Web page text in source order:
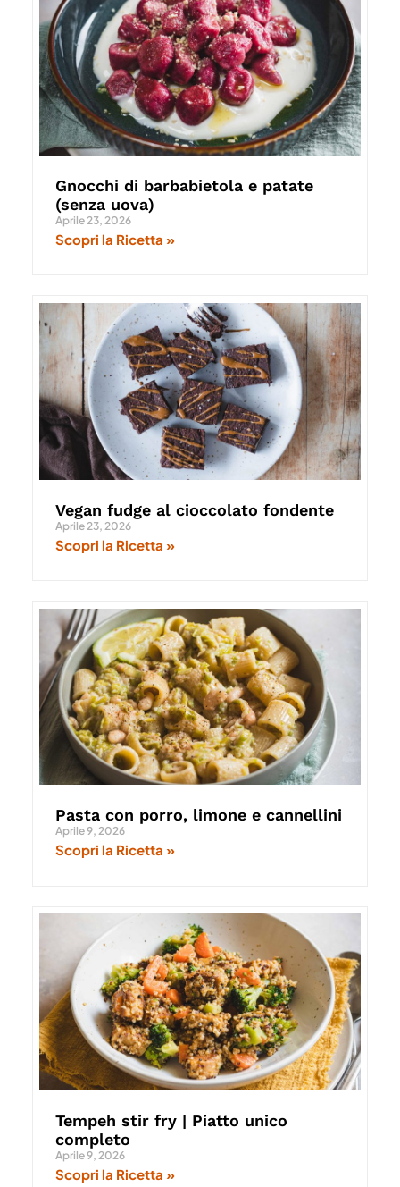
Gnocchi di barbabietola e patate
(senza uova)
Aprile 23, 2026
Scopri la Ricetta »
Vegan fudge al cioccolato fondente
Aprile 23, 2026
Scopri la Ricetta »
Pasta con porro, limone e cannellini
Aprile 9, 2026
Scopri la Ricetta »
Tempeh stir fry | Piatto unico
completo
Aprile 9, 2026
Scopri la Ricetta »